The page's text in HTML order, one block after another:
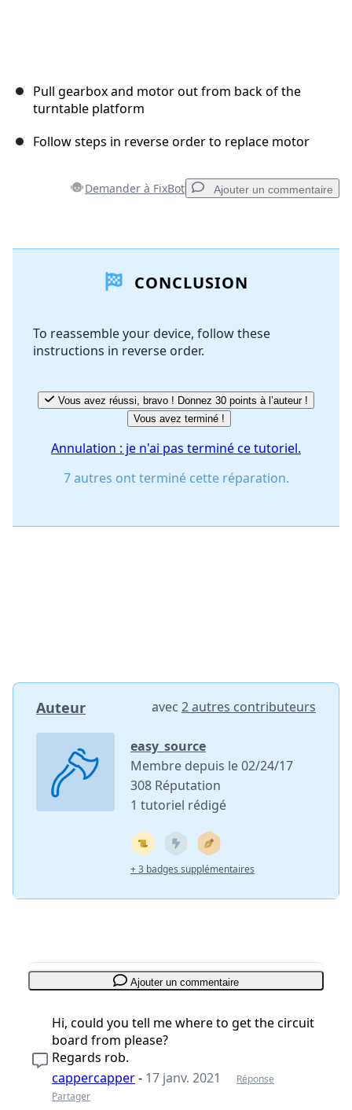
Pull gearbox and motor out from back of the
turntable platform
Follow steps in reverse order to replace motor
Demander à FixBot Ajouter un commentaire
Ajouter un commentaire
Annuler Publier un commentaire
CONCLUSION
To reassemble your device, follow these
instructions in reverse order.
Vous avez réussi, bravo ! Donnez 30 points à l’auteur !
Vous avez terminé !
Annulation : je n'ai pas terminé ce tutoriel.
7 autres ont terminé cette réparation.
Auteur avec 2 autres contributeurs
easy_source
Membre depuis le 02/24/17
308 Réputation
1 tutoriel rédigé
+ 3 badges supplémentaires
Ajouter un commentaire
Hi, could you tell me where to get the circuit
board from please?
Regards rob.
cappercapper- 17 janv. 2021
Réponse
Partager